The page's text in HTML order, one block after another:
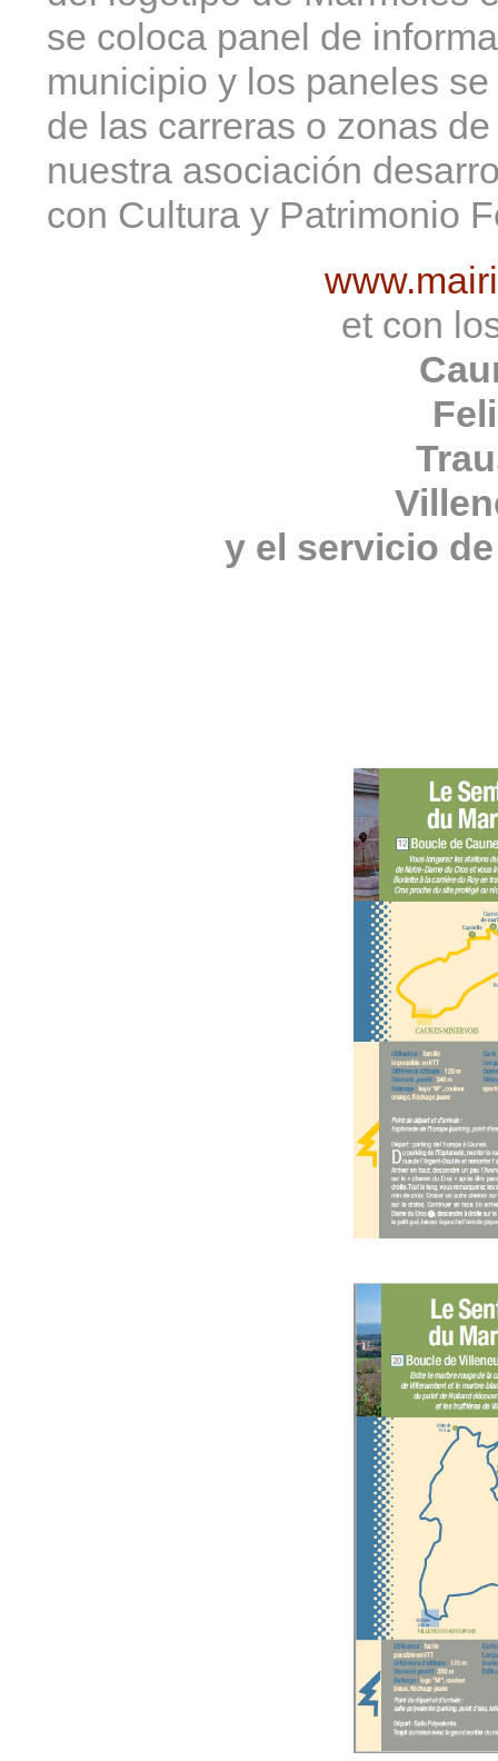
se coloca panel de
municipio y los paneles
de las carreras o zonas
nuestra asociación
con Cultura y Patrimonio
et con
y el servicio